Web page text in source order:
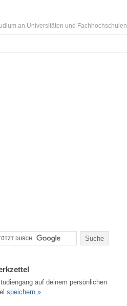
an Universitäten und Fachhochschulen
auf deinem persönlichen
speichern »